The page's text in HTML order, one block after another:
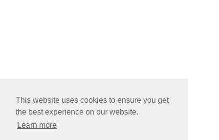
This website uses cookies to ensure you get
the best experience on our website.
Learn more